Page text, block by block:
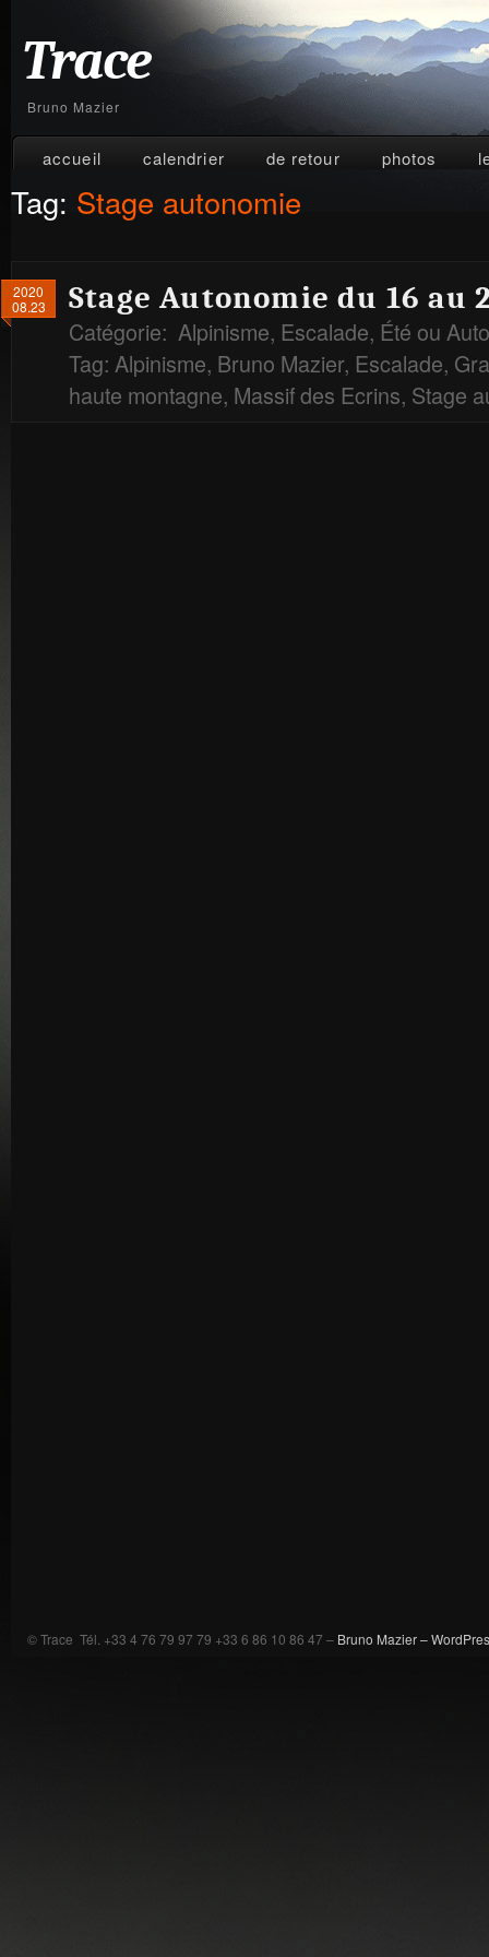
Trace
Bruno Mazier
accueil calendrier de retour photos
Tag: Stage autonomie
2020
08.23
Stage Autonomie du 16 au
Catégorie: Alpinisme, Escalade, Été ou
Tag: Alpinisme, Bruno Mazier, Escalade,
haute montagne, Massif des Ecrins, Stage
© Trace Tél. +33 4 76 79 97 79 +33 6 86 10 86 47 – Bruno Mazier –